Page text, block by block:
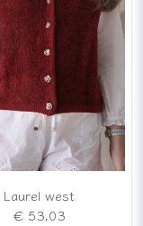
Laurel west
€ 53,03